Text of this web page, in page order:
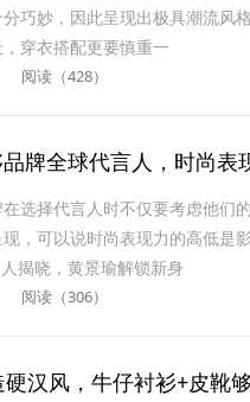
巧妙，因此呈现出极具潮流风
穿衣搭配更要慎重一
阅读（428）
牌全球代言人，时尚表
选择代言人时不仅要考虑他们
，可以说时尚表现力的高低是
揭晓，黄景瑜解锁新身
阅读（306）
汉风，牛仔衬衫+皮靴